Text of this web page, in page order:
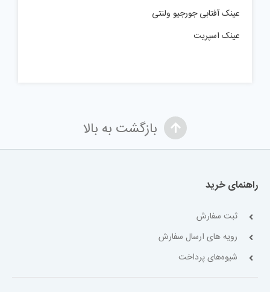
عینک آفتابی جورجیو ولنتی
عینک اسپریت
بازگشت به بالا
راهنمای خرید
ثبت سفارش
رویه های ارسال سفارش
شیوه‌های پرداخت